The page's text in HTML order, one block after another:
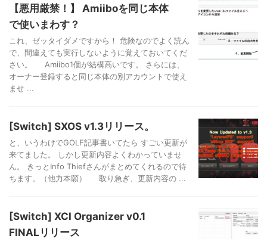
【悪用厳禁！】 Amiiboを同じ本体
で使いまわす？
これ、ゼッタイダメですから！ 危険なのでよく読ん
で、間違えても実行しないように覚えておいてくだ
さい。 Amiibo1個が結構高いです。 さらには、
オーナー登録すると同じ本体の別アカウントで使え
ませ ...
[Switch] SXOS v1.3リリース。
と、いうわけでGOLF記事書いてたら すごい更新が
来てました。 しかし更新内容よくわかっていませ
ん。 きっとInfo Thiefさんがまとめてくれるので待
ちます。（他力本願） 取り急ぎ、更新内容の ...
[Switch] XCI Organizer v0.1
FINALリリース